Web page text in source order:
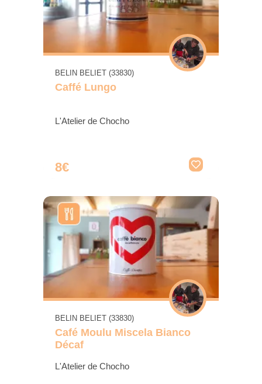
BELIN BELIET (33830)
Caffé Lungo
L'Atelier de Chocho
8€
BELIN BELIET (33830)
Café Moulu Miscela Bianco
Décaf
L'Atelier de Chocho